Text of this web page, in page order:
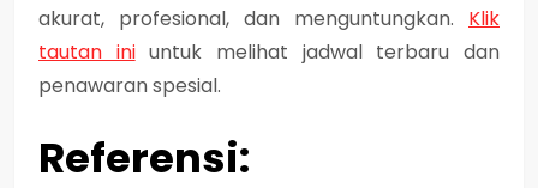
akurat, profesional, dan menguntungkan. Klik
tautan iniuntuk melihat jadwal terbaru dan
penawaran spesial.
Referensi: